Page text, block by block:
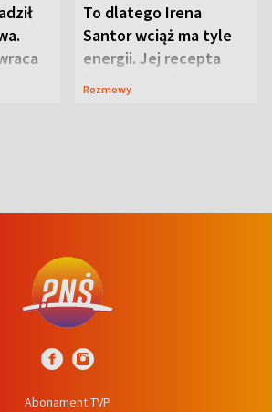
To dlatego Irena
Santor wciąż ma tyle
energii. Jej recepta
jest zaskakująco
Rozmowy
Abonament TVP